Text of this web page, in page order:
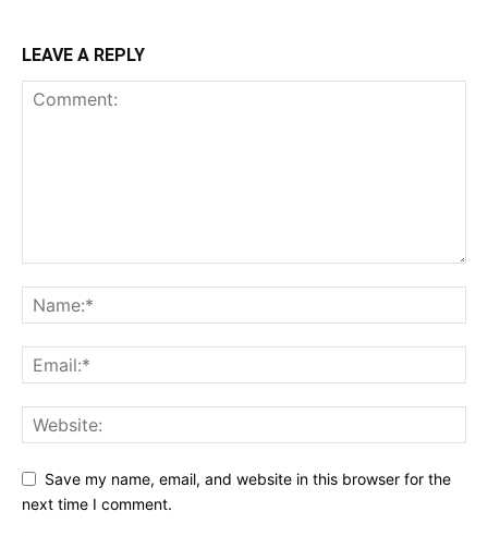
LEAVE A REPLY
Save my name, email, and website in this browser for the
next time I comment.